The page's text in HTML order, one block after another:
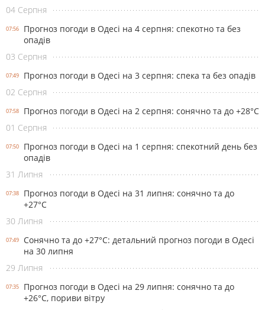
04 Серпня
07:56
Прогноз погоди в Одесі на 4 серпня: спекотно та без
опадів
03 Серпня
07:49
Прогноз погоди в Одесі на 3 серпня: спека та без опадів
02 Серпня
07:58
Прогноз погоди в Одесі на 2 серпня: сонячно та до +28°С
01 Серпня
07:50
Прогноз погоди в Одесі на 1 серпня: спекотний день без
опадів
31 Липня
07:38
Прогноз погоди в Одесі на 31 липня: сонячно та до
+27°С
30 Липня
07:49
Сонячно та до +27°С: детальний прогноз погоди в Одесі
на 30 липня
29 Липня
07:35
Прогноз погоди в Одесі на 29 липня: сонячно та до
+26°С, пориви вітру